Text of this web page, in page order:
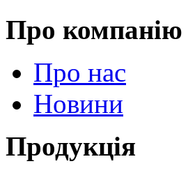
Про компанію
Про нас
Новини
Продукція